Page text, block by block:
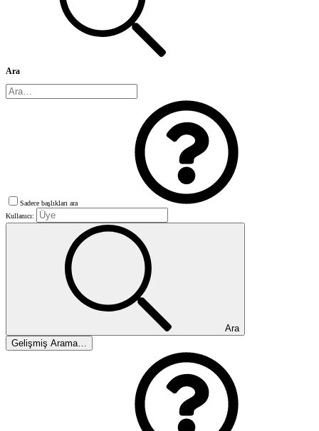
Ara
Sadece başlıkları ara
Kullanıcı:
Ara
Gelişmiş Arama…